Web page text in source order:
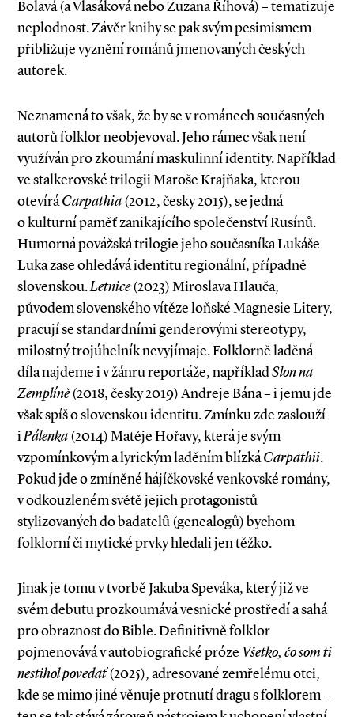
Bolavá (a Vlasáková nebo Zuzana Říhová) – tematizuje
neplodnost. Závěr knihy se pak svým pesimismem
přibližuje vyznění románů jmenovaných českých
autorek.
Neznamená to však, že by se v románech současných
autorů folklor neobjevoval. Jeho rámec však není
využíván pro zkoumání maskulinní identity. Například
ve stalkerovské trilogii Maroše Krajňaka, kterou
otevíráCarpathia(2012, česky 2015), se jedná
o kulturní paměť zanikajícího společenství Rusínů.
Humorná povážská trilogie jeho současníka Lukáše
Luka zase ohledává identitu regionální, případně
slovenskou.Letnice(2023) Miroslava Hlauča,
původem slovenského vítěze loňské Magnesie Litery,
pracují se standardními genderovými stereotypy,
milostný trojúhelník nevyjímaje. Folklorně laděná
díla najdeme i v žánru reportáže, napříkladSlon na
Zemplíně(2018, česky 2019) Andreje Bána – i jemu jde
však spíš o slovenskou identitu. Zmínku zde zaslouží
iPálenka(2014) Matěje Hořavy, která je svým
vzpomínkovým a lyrickým laděním blízkáCarpathii.
Pokud jde o zmíněné hájíčkovské venkovské romány,
v odkouzleném světě jejich protagonistů
stylizovaných do badatelů (genealogů) bychom
folklorní či mytické prvky hledali jen těžko.
Jinak je tomu v tvorbě Jakuba Speváka, který již ve
svém debutu prozkoumává vesnické prostředí a sahá
pro obraznost do Bible. Definitivně folklor
pojmenovává v autobiografické próze Všetko, čo som ti
nestihol povedať(2025), adresované zemřelému otci,
kde se mimo jiné věnuje protnutí dragu s folklorem –